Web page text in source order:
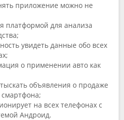
приложение можно не
платформой для анализа
увидеть данные обо всех
о применении авто как
объявления о продаже
на всех телефонах с
Андроид.